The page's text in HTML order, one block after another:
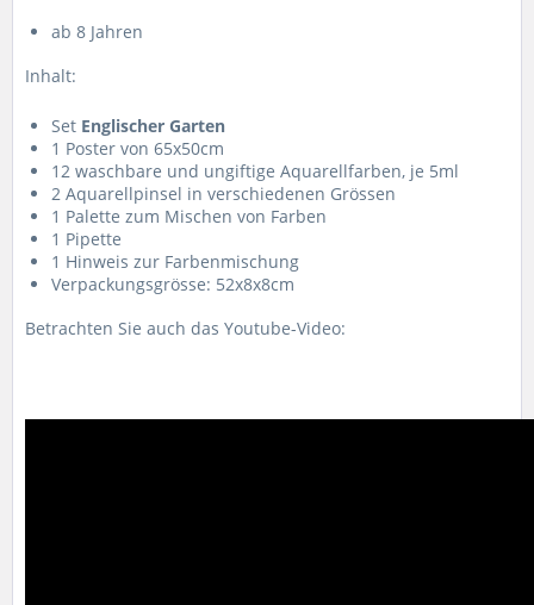
ab 8 Jahren
Inhalt:
Set Englischer Garten
1 Poster von 65x50cm
12 waschbare und ungiftige Aquarellfarben, je 5ml
2 Aquarellpinsel in verschiedenen Grössen
1 Palette zum Mischen von Farben
1 Pipette
1 Hinweis zur Farbenmischung
Verpackungsgrösse: 52x8x8cm
Betrachten Sie auch das Youtube-Video: